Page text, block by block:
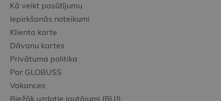
Kā veikt pasūtījumu
Iepirkšanās noteikumi
Klienta karte
Dāvanu kartes
Privātuma politika
Par GLOBUSS
Vakances
Biežāk uzdotie jautājumi (BUJ)